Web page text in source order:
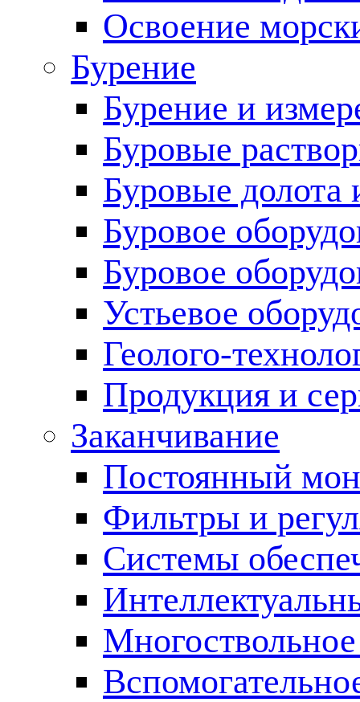
Освоение
Бурение
Бурение и
Буровые
Буровые долота
Буровое
Буровое
Устьевое
Геолого-
Продукция и
Заканчивание
Постоянный
Фильтры и
Cистемы